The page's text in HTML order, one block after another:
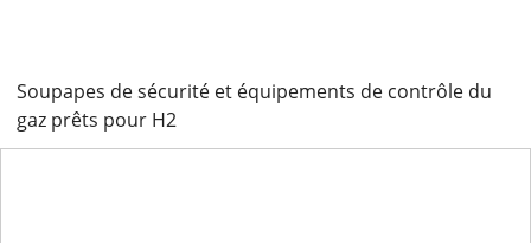
Soupapes de sécurité et équipements de contrôle du
gaz prêts pour H2